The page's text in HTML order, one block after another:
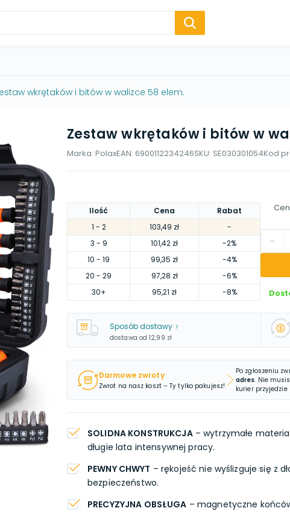
wkrętaków i bitów w walizce 58 elem.
Zestaw wkrętaków i bitów w
Marka: PolaxEAN: 6900112234246SKU: SE030301054Kod
Ilość Cena
Rabat
1 - 2 103,49 zł
-
3 - 9 101,42 zł
-2%
10 - 19 99,35 zł
-4%
20 - 29 97,28 zł
-6%
30+ 95,21 zł -8%
Sposób dostawy
dostawa od 12,99 zł
Darmowe zwroty
Zwrot na nasz koszt – Ty tylko pakujesz!
Po zgłoszeniu
adres. Nie
kurier
SOLIDNA KONSTRUKCJA– wytrzymałe
długie lata intensywnej pracy.
PEWNY CHWYT – rękojeść nie wyślizguje się z
bezpieczeństwo.
PRECYZYJNA OBSŁUGA – magnetyczne